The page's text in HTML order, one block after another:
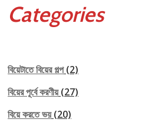
Categories
বিয়েটাতে বিয়ের গল্প(2)
বিয়ের পূর্বে করণীয়(27)
বিয়ে করতে ভয়(20)